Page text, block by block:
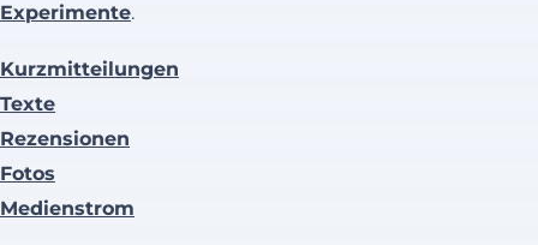
Experimente.
Kurzmitteilungen
Texte
Rezensionen
Fotos
Medienstrom